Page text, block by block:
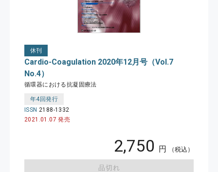
休刊
Cardio-Coagulation 2020年12月号（Vol.7
No.4）
循環器における抗凝固療法
年4回発行
ISSN 2188-1332
2021.01.07 発売
2,750 円 （税込）
品切れ